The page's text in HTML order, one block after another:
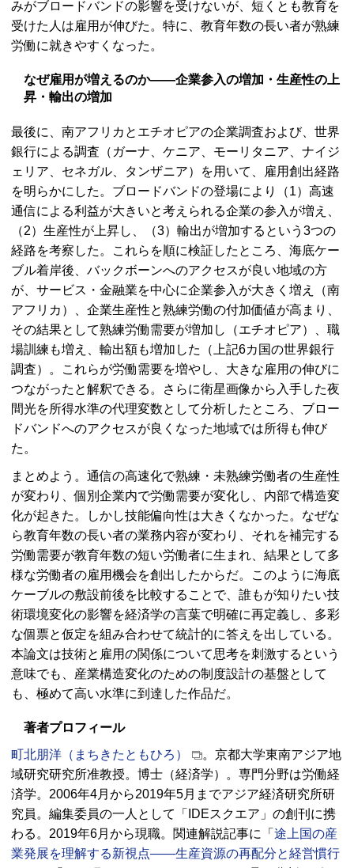
みがブロードバンドの影響を受けないが、短くとも教育を
受けた人は雇用が伸びた。特に、教育年数の長い者が熟練
労働に就きやすくなった。
なぜ雇用が増えるのか――企業参入の増加・生産性の上
昇・輸出の増加
最後に、南アフリカとエチオピアの企業調査および、世界
銀行による調査（ガーナ、ケニア、モーリタニア、ナイジ
ェリア、セネガル、タンザニア）を用いて、雇用創出経路
を明らかにした。ブロードバンドの登場により（1）高速
通信による利益が大きいと考えられる企業の参入が増え、
（2）生産性が上昇し、（3）輸出が増加するという3つの
経路を考察した。これらを順に検証したところ、海底ケー
ブル着岸後、バックボーンへのアクセスが良い地域の方
が、サービス・金融業を中心に企業参入が大きく増え（南
アフリカ）、企業生産性と熟練労働の付加価値が高まり、
その結果として熟練労働需要が増加し（エチオピア）、職
場訓練も増え、輸出額も増加した（上記6カ国の世界銀行
調査）。これらが労働需要を増やし、大きな雇用の伸びに
つながったと解釈できる。さらに衛星画像から入手した夜
間光を所得水準の代理変数として分析したところ、ブロー
ドバンドへのアクセスが良くなった地域では所得も伸び
た。
まとめよう。通信の高速化で熟練・未熟練労働者の生産性
が変わり、個別企業内で労働需要が変化し、内部で構造変
化が起きた。しかし技能偏向性は大きくなかった。なぜな
ら教育年数の長い者の業務内容が変わり、それを補完する
労働需要が教育年数の短い労働者に生まれ、結果として多
様な労働者の雇用機会を創出したからだ。このように海底
ケーブルの敷設前後を比較することで、誰もが知りたい技
術環境変化の影響を経済学の言葉で明確に再定義し、多彩
な個票と仮定を組み合わせて統計的に答えを出している。
本論文は技術と雇用の関係について思考を刺激するという
意味でも、産業構造変化のための制度設計の基盤として
も、極めて高い水準に到達した作品だ。
著者プロフィール
町北朋洋（まちきたともひろ）
。京都大学東南アジア地
域研究研究所准教授。博士（経済学）。専門分野は労働経
済学。2006年4月から2019年5月までアジア経済研究所研
究員。編集委員の一人として「IDEスクエア」の創刊に携
わる。2019年6月から現職。関連解説記事に「 途上国の産
業発展を理解する新視点――生産資源の再配分と経営慣行